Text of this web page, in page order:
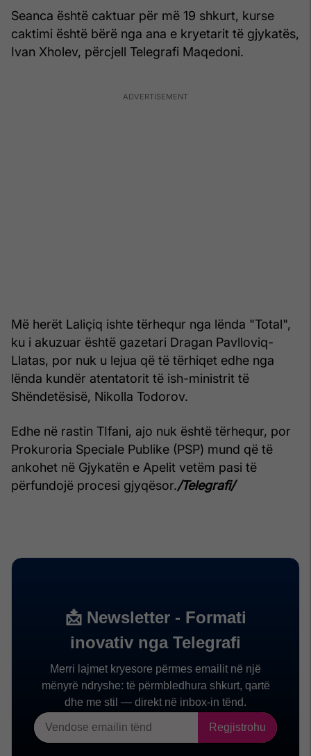
Seanca është caktuar për më 19 shkurt, kurse
caktimi është bërë nga ana e kryetarit të gjykatës,
Ivan Xholev, përcjell Telegrafi Maqedoni.
Më herët Laliçiq ishte tërhequr nga lënda "Total",
ku i akuzuar është gazetari Dragan Pavlloviq-
Llatas, por nuk u lejua që të tërhiqet edhe nga
lënda kundër atentatorit të ish-ministrit të
Shëndetësisë, Nikolla Todorov.
Edhe në rastin TIfani, ajo nuk është tërhequr, por
Prokuroria Speciale Publike (PSP) mund që të
ankohet në Gjykatën e Apelit vetëm pasi të
përfundojë procesi gjyqësor./Telegrafi/